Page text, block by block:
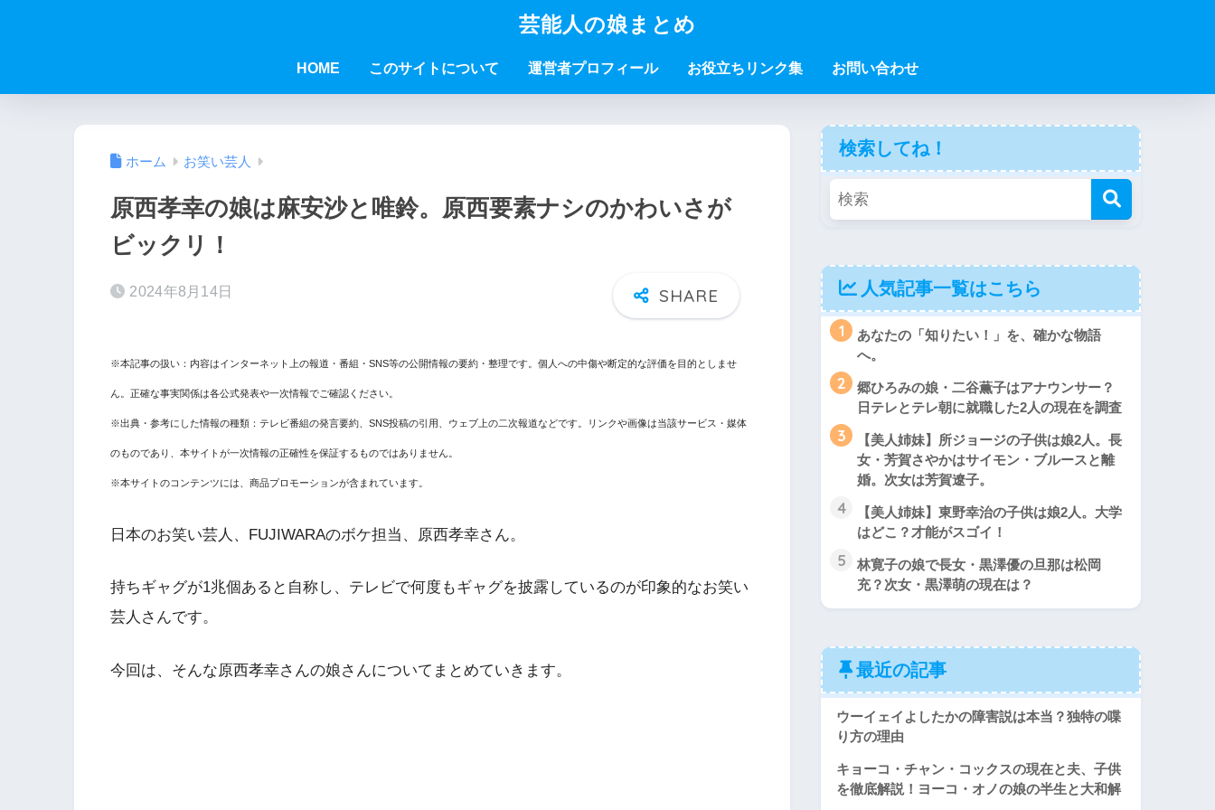
芸能人の娘まとめ
HOME このサイトについて 運営者プロフィール お役立ちリンク集 お問い合わせ
ホーム お笑い芸人
原西孝幸の娘は麻安沙と唯鈴。原西要素ナシのかわいさが
ビックリ！
2024年8月14日
※本記事の扱い：内容はインターネット上の報道・番組・SNS等の公開情報の要約・整理です。個人への中傷や断定的な評価を目的としませ
ん。正確な事実関係は各公式発表や一次情報でご確認ください。
※出典・参考にした情報の種類：テレビ番組の発言要約、SNS投稿の引用、ウェブ上の二次報道などです。リンクや画像は当該サービス・媒体
のものであり、本サイトが一次情報の正確性を保証するものではありません。
※本サイトのコンテンツには、商品プロモーションが含まれています。
日本のお笑い芸人、FUJIWARAのボケ担当、原西孝幸さん。
持ちギャグが1兆個あると自称し、テレビで何度もギャグを披露しているのが印象的なお笑い
芸人さんです。
今回は、そんな原西孝幸さんの娘さんについてまとめていきます。
検索してね！
人気記事一覧はこちら
1
あなたの「知りたい！」を、確かな物語
へ。
2
郷ひろみの娘・二谷薫子はアナウンサー？
日テレとテレ朝に就職した2人の現在を調査
3
【美人姉妹】所ジョージの子供は娘2人。長
女・芳賀さやかはサイモン・ブルースと離
婚。次女は芳賀遼子。
4
【美人姉妹】東野幸治の子供は娘2人。大学
はどこ？才能がスゴイ！
5
林寛子の娘で長女・黒澤優の旦那は松岡
充？次女・黒澤萌の現在は？
最近の記事
ウーイェイよしたかの障害説は本当？独特の喋
り方の理由
キョーコ・チャン・コックスの現在と夫、子供
を徹底解説！ヨーコ・オノの娘の半生と大和解